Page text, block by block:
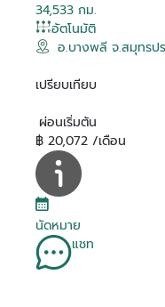
34,533 กม.
อัตโนมัติ
อ.บางพลี จ.สมุทรป
เปรียบเทียบ
ผ่อนเริ่มต้น
฿ 20,072 /เดือน
นัดหมาย
แชท